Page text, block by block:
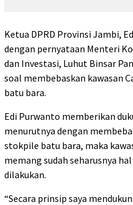
Ketua DPRD Provinsi Jambi,
dengan pernyataan Menteri
dan Investasi, Luhut Binsar
soal membebaskan kawasan
batu bara.
Edi Purwanto memberikan
menurutnya dengan
stokpile batu bara, maka
memang sudah seharusnya
dilakukan.
“Secara prinsip saya